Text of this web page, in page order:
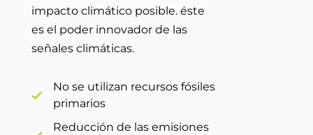
impacto climático posible. éste
es el poder innovador de las
señales climáticas.
No se utilizan recursos fósiles
primarios
Reducción de las emisiones